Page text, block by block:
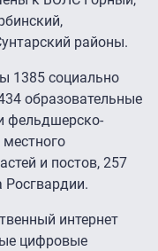
районы.
1385 социально
образовательные
фельдшерско-
и постов, 257
Росгвардии.
интернет
цифровые